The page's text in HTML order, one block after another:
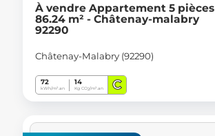
À vendre Appartement 5 pièces
86.24 m² - Châtenay-malabry
92290
Châtenay-Malabry (92290)
72
kWh/m².an
14
Kg CO2/m².an C